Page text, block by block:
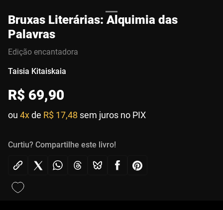
Bruxas Literárias: Alquimia das
Palavras
Edição encantadora
Taisia Kitaiskaia
R$ 69,90
ou 4xde R$ 17,48 sem juros no PIX
Curtiu? Compartilhe este livro!